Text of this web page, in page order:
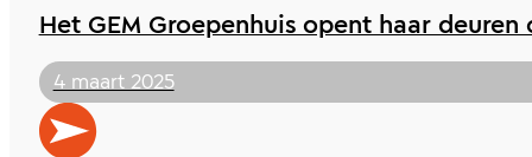
Het GEM Groepenhuis opent haar deuren
4 maart 2025